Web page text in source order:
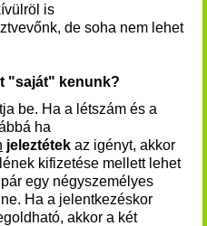
is
de soha nem lehet
"saját" kenunk?
be. Ha a létszám és a
ha
jeleztétek az igényt, akkor
kifizetése mellett lehet
egy négyszemélyes
Ha a jelentkezéskor
akkor a két